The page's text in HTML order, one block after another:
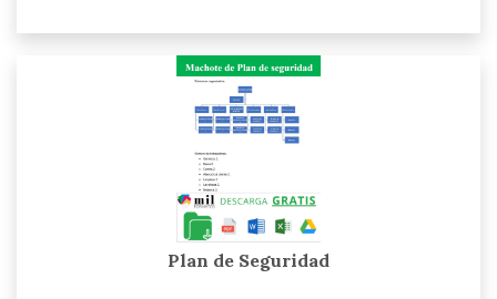
Plan de Seguridad